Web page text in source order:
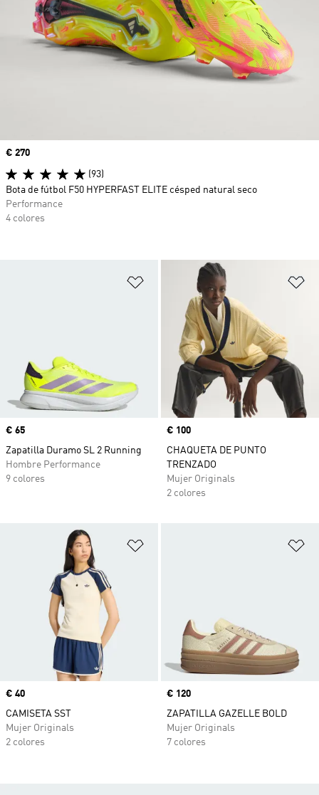
Añadir a la lista de deseos
Precio
€ 65
Zapatilla Duramo SL 2 Running
Hombre Performance
9 colores
Precio
€ 100
CHAQUETA DE PUNTO
TRENZADO
Mujer Originals
2 colores
Precio
€ 40
CAMISETA SST
Mujer Originals
2 colores
Precio
€ 120
ZAPATILLA GAZELLE BOLD
Mujer Originals
7 colores
Precio
€ 270
(93)
Bota de fútbol F50 HYPERFAST ELITE césped natural seco
Performance
4 colores